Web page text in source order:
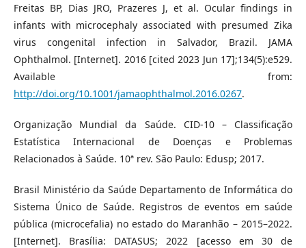
Freitas BP, Dias JRO, Prazeres J, et al. Ocular findings in
infants with microcephaly associated with presumed Zika
virus congenital infection in Salvador, Brazil. JAMA
Ophthalmol. [Internet]. 2016 [cited 2023 Jun 17];134(5):e529.
Available from:
http://doi.org/10.1001/jamaophthalmol.2016.0267.
Organização Mundial da Saúde. CID-10 – Classificação
Estatística Internacional de Doenças e Problemas
Relacionados à Saúde. 10ª rev. São Paulo: Edusp; 2017.
Brasil Ministério da Saúde Departamento de Informática do
Sistema Único de Saúde. Registros de eventos em saúde
pública (microcefalia) no estado do Maranhão – 2015–2022.
[Internet]. Brasília: DATASUS; 2022 [acesso em 30 de